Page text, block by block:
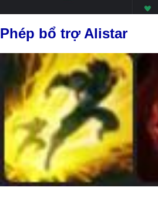
Phép bổ trợ Alistar